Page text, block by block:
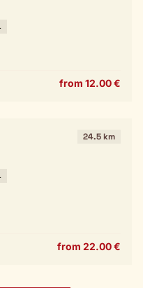
from 12.00 €
24.5 km
from 22.00 €